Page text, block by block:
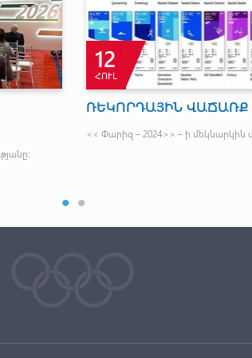
12
ՀՈՒԼ
ՌԵԿՈՐԴԱՅԻՆ ՎԱՃԱՌՔ
<< Փարիզ – 2024>> – ի մեկնարկին